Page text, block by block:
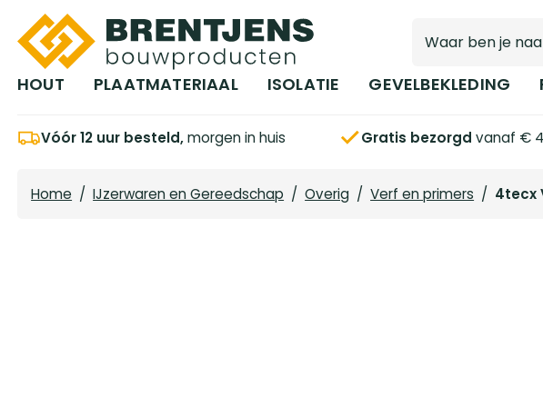
Ga naar hoofdinhoud
HOUT PLAATMATERIAAL ISOLATIE GEVELBEKLEDING
Vóór 12 uur besteld,morgen in huis Gratis bezorgd vanaf €
Home / IJzerwaren en Gereedschap / Overig / Verf en primers / 4tecx